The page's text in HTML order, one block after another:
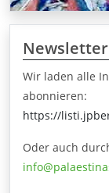
Newsletter
Wir laden alle
abonnieren:
https://
Oder auch